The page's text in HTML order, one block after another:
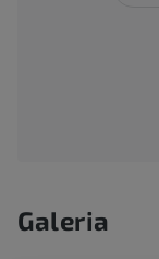
Galeria